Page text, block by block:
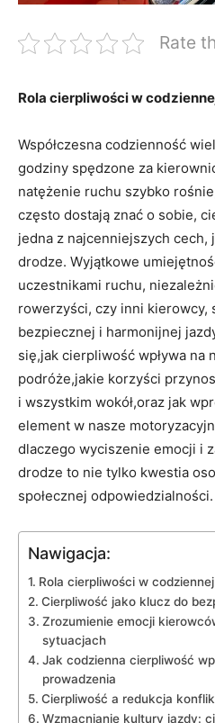
Rate
Rola cierpliwości w
Współczesna codzienność
godziny spędzone za
natężenie ruchu szybko
często dostają znać o sobie,
jedna z najcenniejszych cech,
drodze. Wyjątkowe
uczestnikami ruchu,
rowerzyści, czy inni kierowcy,
bezpiecznej i harmonijnej
się,jak cierpliwość wpływa na
podróże,jakie korzyści
i wszystkim wokół,oraz jak
element w nasze
dlaczego wyciszenie emocji i
drodze to nie tylko kwestia
społecznej odpowiedzialności.
Nawigacja:
Rola cierpliwości w
Cierpliwość jako klucz do
Zrozumienie emocji
sytuacjach
Jak codzienna cierpliwość
prowadzenia
Cierpliwość a redukcja
Wzmacnianie kultury jazdy: